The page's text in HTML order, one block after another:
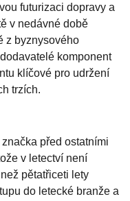
futurizaci dopravy a
v nedávné době
z byznysového
komponent
klíčové pro udržení
trzích.
před ostatními
v letectví není
pětatřiceti lety
do letecké branže a